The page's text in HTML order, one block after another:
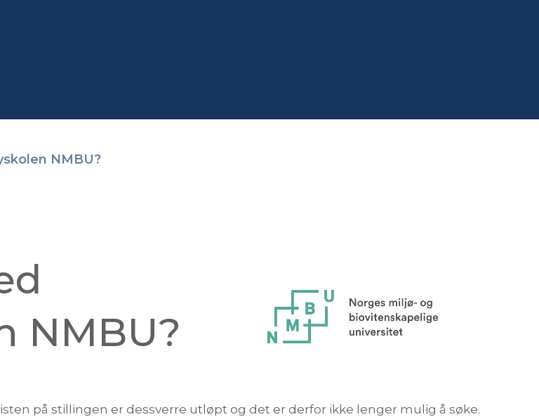
NMBU?
NMBU?
på stillingen er dessverre utløpt og det er derfor ikke lenger mulig å søke.